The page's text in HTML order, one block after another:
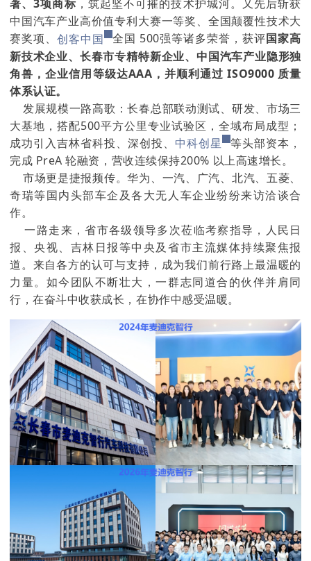
著、3项商标 ，筑起坚不可摧的技术护城河。又先后斩获
中国汽车产业高价值专利大赛一等奖、全国颠覆性技术大
赛奖项、 创客中国 全国 500强等诸多荣誉，获评国家高
新技术企业、长春市专精特新企业、中国汽车产业隐形独
角兽，企业信用等级达AAA，并顺利通过 ISO9000 质量
体系认证。
发展规模一路高歌：长春总部联动测试、研发、市场三
大基地，搭配500平方公里专业试验区，全域布局成型；
成功引入吉林省科投、深创投、 中科创星
等头部资本，
完成 PreA 轮融资，营收连续保持200% 以上高速增长。
市场更是捷报频传。华为、一汽、广汽、北汽、五菱、
奇瑞等国内头部车企及各大无人车企业纷纷来访洽谈合
作。
一路走来，省市各级领导多次莅临考察指导，人民日
报、央视、吉林日报等中央及省市主流媒体持续聚焦报
道。来自各方的认可与支持，成为我们前行路上最温暖的
力量。如今团队不断壮大，一群志同道合的伙伴并肩同
行，在奋斗中收获成长，在协作中感受温暖。